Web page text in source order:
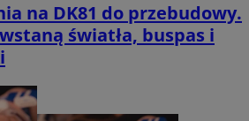
na DK81 do przebudowy.
światła, buspas i